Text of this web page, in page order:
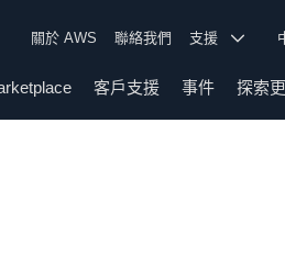
關於 AWS 聯絡我們 支援
客戶支援 事件 探索